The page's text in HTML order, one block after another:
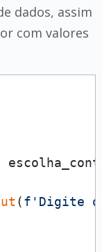
dados, assim
com valores
(f'Digite